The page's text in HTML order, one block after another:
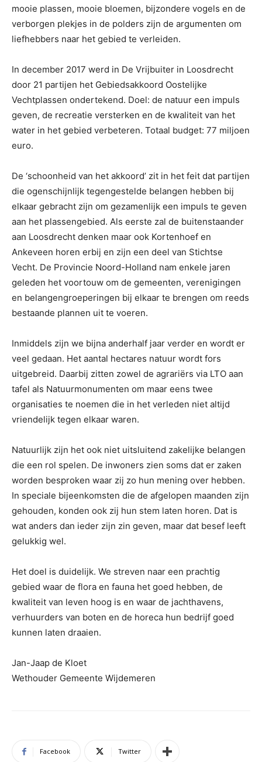
mooie plassen, mooie bloemen, bijzondere vogels en de
verborgen plekjes in de polders zijn de argumenten om
liefhebbers naar het gebied te verleiden.
In december 2017 werd in De Vrijbuiter in Loosdrecht
door 21 partijen het Gebiedsakkoord Oostelijke
Vechtplassen ondertekend. Doel: de natuur een impuls
geven, de recreatie versterken en de kwaliteit van het
water in het gebied verbeteren. Totaal budget: 77 miljoen
euro.
De ‘schoonheid van het akkoord’ zit in het feit dat partijen
die ogenschijnlijk tegengestelde belangen hebben bij
elkaar gebracht zijn om gezamenlijk een impuls te geven
aan het plassengebied. Als eerste zal de buitenstaander
aan Loosdrecht denken maar ook Kortenhoef en
Ankeveen horen erbij en zijn een deel van Stichtse
Vecht. De Provincie Noord-Holland nam enkele jaren
geleden het voortouw om de gemeenten, verenigingen
en belangengroeperingen bij elkaar te brengen om reeds
bestaande plannen uit te voeren.
Inmiddels zijn we bijna anderhalf jaar verder en wordt er
veel gedaan. Het aantal hectares natuur wordt fors
uitgebreid. Daarbij zitten zowel de agrariërs via LTO aan
tafel als Natuurmonumenten om maar eens twee
organisaties te noemen die in het verleden niet altijd
vriendelijk tegen elkaar waren.
Natuurlijk zijn het ook niet uitsluitend zakelijke belangen
die een rol spelen. De inwoners zien soms dat er zaken
worden besproken waar zij zo hun mening over hebben.
In speciale bijeenkomsten die de afgelopen maanden zijn
gehouden, konden ook zij hun stem laten horen. Dat is
wat anders dan ieder zijn zin geven, maar dat besef leeft
gelukkig wel.
Het doel is duidelijk. We streven naar een prachtig
gebied waar de flora en fauna het goed hebben, de
kwaliteit van leven hoog is en waar de jachthavens,
verhuurders van boten en de horeca hun bedrijf goed
kunnen laten draaien.
Jan-Jaap de Kloet
Wethouder Gemeente Wijdemeren
Facebook Twitter